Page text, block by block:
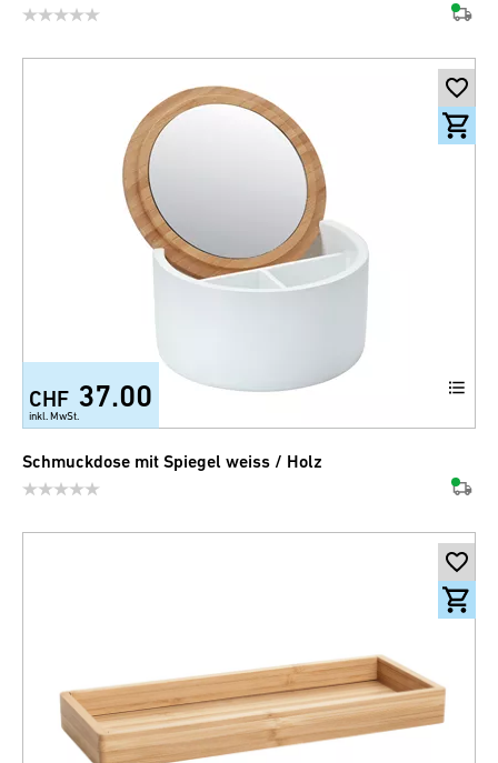
CHF 37.00
inkl. MwSt.
Schmuckdose mit Spiegel weiss / Holz